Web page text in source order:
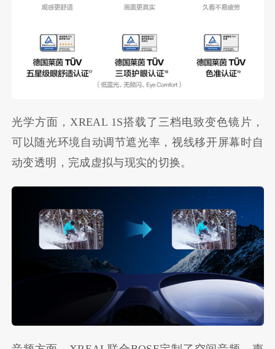
光学方面，XREAL 1S搭载了三档电致变色镜片，
可以随光环境自动调节遮光率，视线移开屏幕时自
动变透明，完成虚拟与现实的切换。